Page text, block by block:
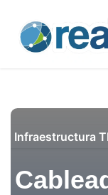
Infraestructura